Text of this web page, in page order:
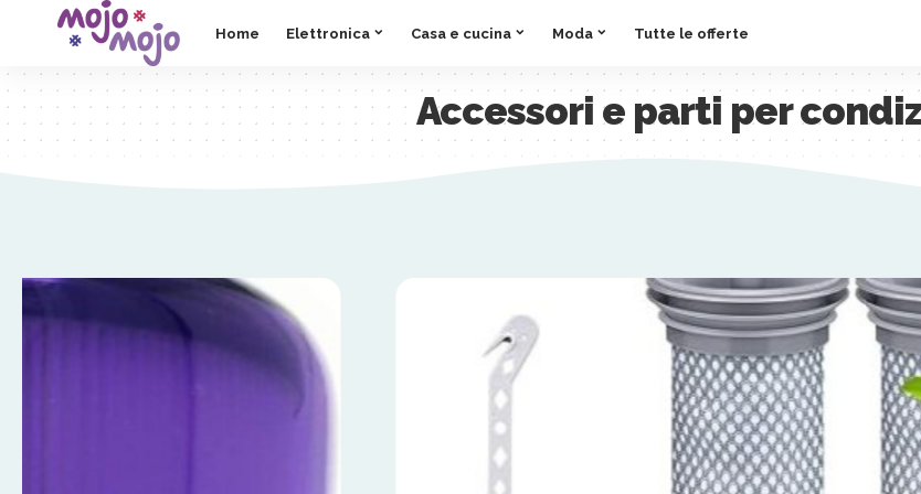
Home Elettronica Casa e cucina Moda Tutte le offerte
Accessori e parti per